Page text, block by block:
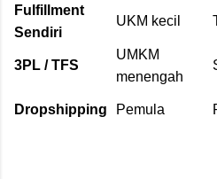
Fulfillment
Sendiri
UKM kecil
3PL / TFS
UMKM
menengah
Dropshipping Pemula